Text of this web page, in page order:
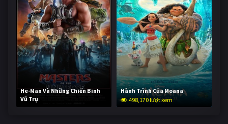
He-Man Và Những Chiến Binh
Vũ Trụ
247,631 lượt xem
Hành Trình Của Moana
498,170 lượt xem